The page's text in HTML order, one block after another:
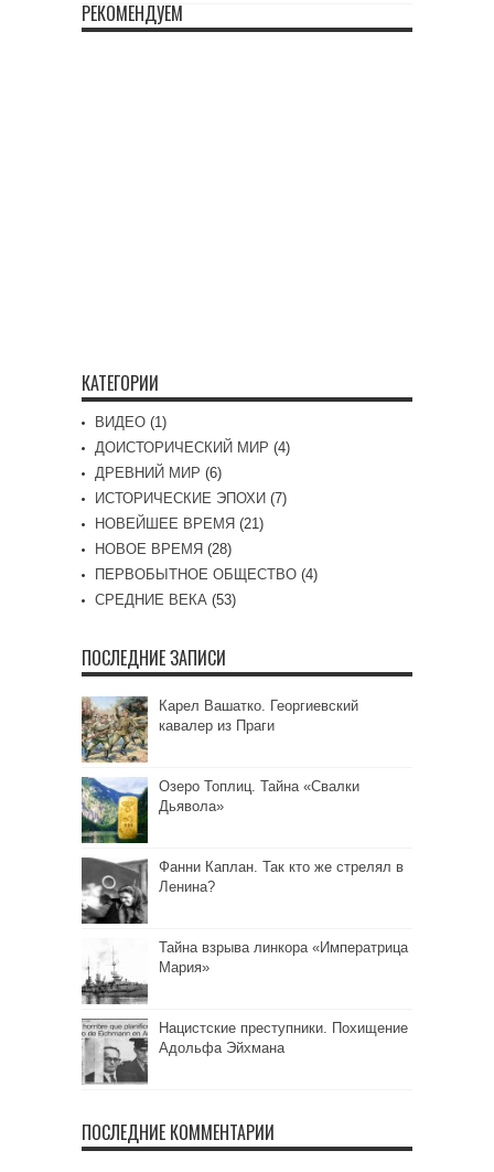
РЕКОМЕНДУЕМ
КАТЕГОРИИ
ВИДЕО (1)
ДОИСТОРИЧЕСКИЙ МИР (4)
ДРЕВНИЙ МИР (6)
ИСТОРИЧЕСКИЕ ЭПОХИ (7)
НОВЕЙШЕЕ ВРЕМЯ (21)
НОВОЕ ВРЕМЯ (28)
ПЕРВОБЫТНОЕ ОБЩЕСТВО (4)
СРЕДНИЕ ВЕКА (53)
ПОСЛЕДНИЕ ЗАПИСИ
Карел Вашатко. Георгиевский
кавалер из Праги
Озеро Топлиц. Тайна «Свалки
Дьявола»
Фанни Каплан. Так кто же стрелял в
Ленина?
Тайна взрыва линкора «Императрица
Мария»
Нацистские преступники. Похищение
Адольфа Эйхмана
ПОСЛЕДНИЕ КОММЕНТАРИИ